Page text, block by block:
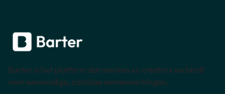
Barter is het platform dat merken en creators verbindt
voor eenvoudige, cashloze samenwerkingen.